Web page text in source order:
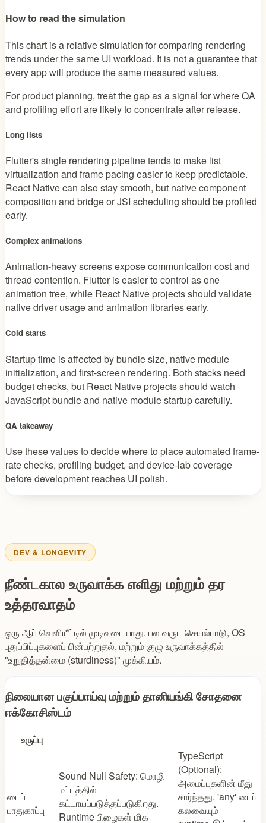
How to read the simulation
This chart is a relative simulation for comparing rendering
trends under the same UI workload. It is not a guarantee that
every app will produce the same measured values.
For product planning, treat the gap as a signal for where QA
and profiling effort are likely to concentrate after release.
Long lists
Flutter's single rendering pipeline tends to make list
virtualization and frame pacing easier to keep predictable.
React Native can also stay smooth, but native component
composition and bridge or JSI scheduling should be profiled
early.
Complex animations
Animation-heavy screens expose communication cost and
thread contention. Flutter is easier to control as one
animation tree, while React Native projects should validate
native driver usage and animation libraries early.
Cold starts
Startup time is affected by bundle size, native module
initialization, and first-screen rendering. Both stacks need
budget checks, but React Native projects should watch
JavaScript bundle and native module startup carefully.
QA takeaway
Use these values to decide where to place automated frame-
rate checks, profiling budget, and device-lab coverage
before development reaches UI polish.
DEV & LONGEVITY
நீண்டகால உருவாக்க எளிது மற்றும் தர
உத்தரவாதம்
ஒரு ஆப் வெளியீட்டில் முடிவடையாது. பல வருட செயல்பாடு, OS
புதுப்பிப்புகளைப் பின்பற்றுதல், மற்றும் குழு உருவாக்கத்தில்
"உறுதித்தன்மை (sturdiness)" முக்கியம்.
நிலையான பகுப்பாய்வு மற்றும் தானியங்கி சோதனை
ஈக்கோசிஸ்டம்
உருப்பு
டைப்
பாதுகாப்பு
Sound Null Safety: மொழி
மட்டத்தில்
கட்டாயப்படுத்தப்படுகிறது.
Runtime பிழைகள் மிக
TypeScript
(Optional):
அமைப்புகளின் மீது
சார்ந்தது. 'any' டைப்
கலவையும்